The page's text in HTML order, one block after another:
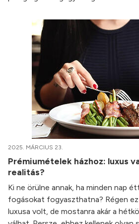
2025. MÁRCIUS 23.
Prémiumételek házhoz: luxus
realitás?
Ki ne örülne annak, ha minden nap
fogásokat fogyaszthatna? Régen
luxusa volt, de mostanra akár a